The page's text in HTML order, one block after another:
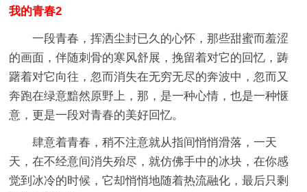
我的青春2
一段青春，挥洒尘封已久的心怀，那些甜蜜而羞涩
的画面，伴随刺骨的寒风舒展，挽留着对它的回忆，踌
躇着对它向往，忽而消失在无穷无尽的奔波中，忽而又
奔跑在绿意黯然原野上，那，是一种心情，也是一种惬
意，更是一段对青春的美好回忆。
肆意着青春，稍不注意就从指间悄悄滑落，一天
天，在不经意间消失殆尽，就仿佛手中的冰块，在你感
觉到冰冷的时候，它却悄悄地随着热流融化，最后只剩